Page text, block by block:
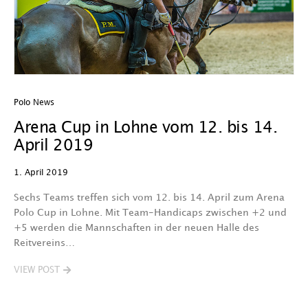
Polo News
Arena Cup in Lohne vom 12. bis 14.
April 2019
1. April 2019
Sechs Teams treffen sich vom 12. bis 14. April zum Arena
Polo Cup in Lohne. Mit Team-Handicaps zwischen +2 und
+5 werden die Mannschaften in der neuen Halle des
Reitvereins…
VIEW POST